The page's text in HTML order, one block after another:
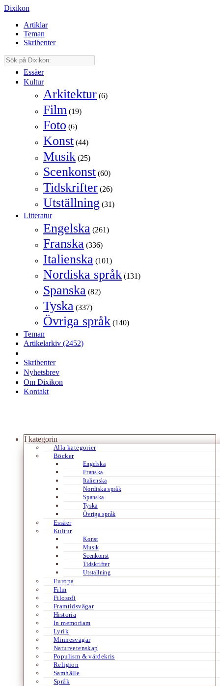
Dixikon
Artiklar
Teman
Skribenter
Essäer
Kultur
Arkitektur (6)
Film (19)
Foto (6)
Konst (44)
Musik (25)
Scenkonst (60)
Tidskrifter (26)
Utställning (31)
Litteratur
Engelska (261)
Franska (336)
Italienska (101)
Nordiska språk (131)
Spanska (82)
Tyska (337)
Övriga språk (140)
Teman
Artikelarkiv (2452)
Skribenter
Nyhetsbrev
Om Dixikon
Kontakt
I kategorin
Alla kategorier
Böcker
Engelska
Franska
Italienska
Nordiska språk
Spanska
Tyska
Övriga språk
Essäer
Kultur
Konst
Musik
Scenkonst
Tidskrifter
Utställning
Europa
Film
Filosofi
Framtidsvägar
Historia
In memoriam
Lyrik
Minnesvägar
Naturvetenskap
Populism & värdekris
Religion
Samhälle
Språk